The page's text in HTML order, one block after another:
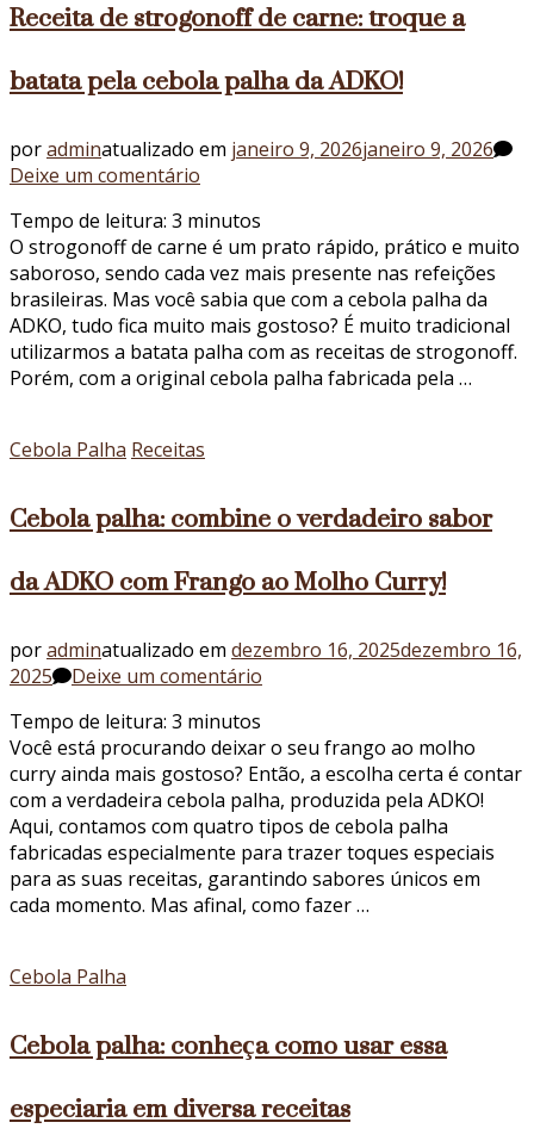
Receita de strogonoff de carne: troque a
batata pela cebola palha da ADKO!
poradminatualizado em janeiro 9, 2026janeiro 9, 2026
Deixe um comentário
de
strogonoff
de
carne:
troque
a
batata
palha
ADKO!
Tempo de leitura: 3 minutos
O strogonoff de carne é um prato rápido, prático e muito
saboroso, sendo cada vez mais presente nas refeições
brasileiras. Mas você sabia que com a cebola palha da
ADKO, tudo fica muito mais gostoso? É muito tradicional
utilizarmos a batata palha com as receitas de strogonoff.
Porém, com a original cebola palha fabricada pela …
Cebola Palha Receitas
Cebola palha: combine o verdadeiro sabor
da ADKO com Frango ao Molho Curry!
poradminatualizado em dezembro 16, 2025dezembro 16,
2025
Deixe um comentário
combine
o
verdadeiro
sabor
da
ADKO
com
Tempo de leitura: 3 minutos
Você está procurando deixar o seu frango ao molho
curry ainda mais gostoso? Então, a escolha certa é contar
com a verdadeira cebola palha, produzida pela ADKO!
Aqui, contamos com quatro tipos de cebola palha
fabricadas especialmente para trazer toques especiais
para as suas receitas, garantindo sabores únicos em
cada momento. Mas afinal, como fazer …
Cebola Palha
Cebola palha: conheça como usar essa
especiaria em diversa receitas